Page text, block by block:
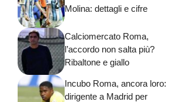
Molina: dettagli e cifre
Calciomercato Roma,
l’accordo non salta più?
Ribaltone e giallo
Incubo Roma, ancora loro:
dirigente a Madrid per